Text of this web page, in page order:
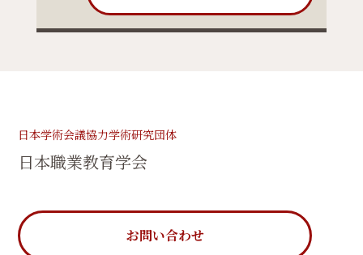
日本学術会議協力学術研究団体
日本職業教育学会
お問い合わせ